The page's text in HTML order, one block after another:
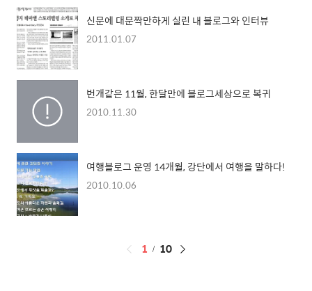
신문에 대문짝만하게 실린 내 블로그와 인터뷰
2011.01.07
번개같은 11월, 한달만에 블로그세상으로 복귀
2010.11.30
여행블로그 운영 14개월, 강단에서 여행을 말하다!
2010.10.06
페
1 10